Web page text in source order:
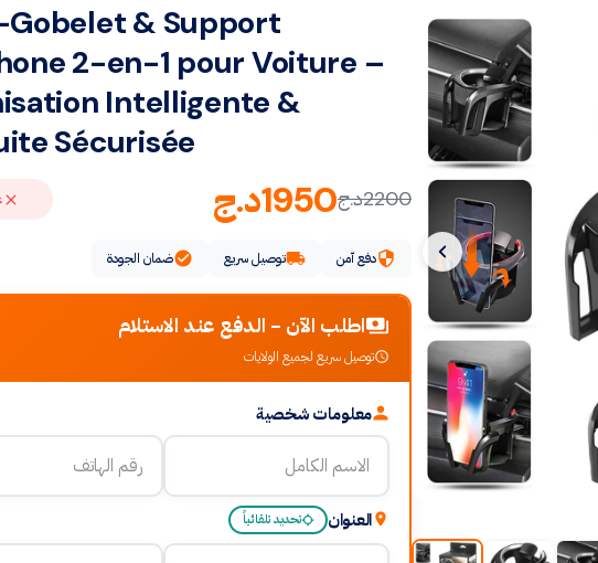
& Support
2-en-1 pour Voiture –
Intelligente &
Sécurisée
2200د.ج1950د.ج
دفع آمن توصيل سريع ضمان الجودة
اطلب الآن - الدفع عند الاستلام
توصيل سريع لجميع الولايات
معلومات شخصية
العنوان تحديد تلقائياً